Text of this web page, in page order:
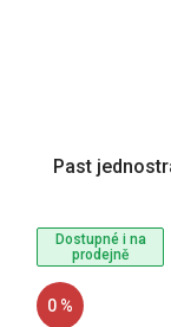
Dostupné i na
prodejně
0 %
Past